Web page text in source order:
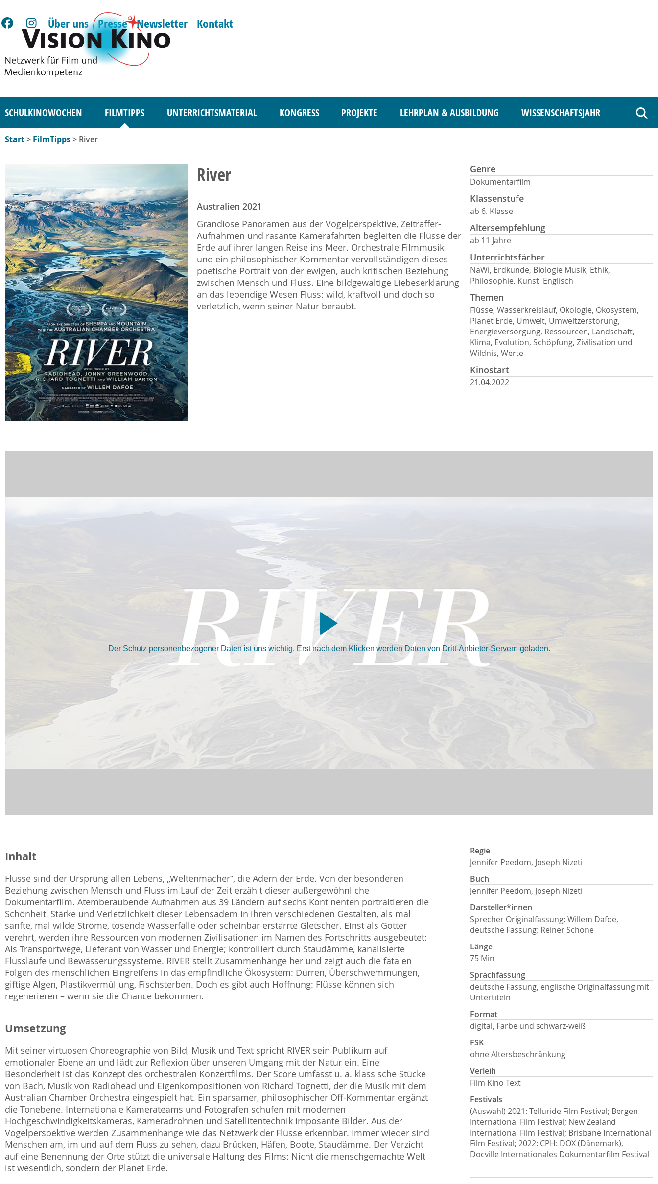
Über uns Presse Newsletter Kontakt
SCHULKINOWOCHEN FILMTIPPS UNTERRICHTSMATERIAL KONGRESS PROJEKTE LEHRPLAN & AUSBILDUNG WISSENSCHAFTSJAHR
Start> FilmTipps> River
River
Australien 2021
Grandiose Panoramen aus der Vogelperspektive, Zeitraffer-
Aufnahmen und rasante Kamerafahrten begleiten die Flüsse der
Erde auf ihrer langen Reise ins Meer. Orchestrale Filmmusik
und ein philosophischer Kommentar vervollständigen dieses
poetische Portrait von der ewigen, auch kritischen Beziehung
zwischen Mensch und Fluss. Eine bildgewaltige Liebeserklärung
an das lebendige Wesen Fluss: wild, kraftvoll und doch so
verletzlich, wenn seiner Natur beraubt.
Genre
Dokumentarfilm
Klassenstufe
ab 6. Klasse
Altersempfehlung
ab 11 Jahre
Unterrichtsfächer
NaWi, Erdkunde, Biologie Musik, Ethik,
Philosophie, Kunst, Englisch
Themen
Flüsse, Wasserkreislauf, Ökologie, Ökosystem,
Planet Erde, Umwelt, Umweltzerstörung,
Energieversorgung, Ressourcen, Landschaft,
Klima, Evolution, Schöpfung, Zivilisation und
Wildnis, Werte
Kinostart
21.04.2022
Der Schutz personenbezogener Daten ist uns wichtig. Erst nach dem Klicken werden Daten von Dritt-Anbieter-Servern geladen.
Inhalt
Flüsse sind der Ursprung allen Lebens, „Weltenmacher“, die Adern der Erde. Von der besonderen
Beziehung zwischen Mensch und Fluss im Lauf der Zeit erzählt dieser außergewöhnliche
Dokumentarfilm. Atemberaubende Aufnahmen aus 39 Ländern auf sechs Kontinenten portraitieren die
Schönheit, Stärke und Verletzlichkeit dieser Lebensadern in ihren verschiedenen Gestalten, als mal
sanfte, mal wilde Ströme, tosende Wasserfälle oder scheinbar erstarrte Gletscher. Einst als Götter
verehrt, werden ihre Ressourcen von modernen Zivilisationen im Namen des Fortschritts ausgebeutet:
Als Transportwege, Lieferant von Wasser und Energie; kontrolliert durch Staudämme, kanalisierte
Flussläufe und Bewässerungssysteme. RIVER stellt Zusammenhänge her und zeigt auch die fatalen
Folgen des menschlichen Eingreifens in das empfindliche Ökosystem: Dürren, Überschwemmungen,
giftige Algen, Plastikvermüllung, Fischsterben. Doch es gibt auch Hoffnung: Flüsse können sich
regenerieren – wenn sie die Chance bekommen.
Umsetzung
Mit seiner virtuosen Choreographie von Bild, Musik und Text spricht RIVER sein Publikum auf
emotionaler Ebene an und lädt zur Reflexion über unseren Umgang mit der Natur ein. Eine
Besonderheit ist das Konzept des orchestralen Konzertfilms. Der Score umfasst u. a. klassische Stücke
von Bach, Musik von Radiohead und Eigenkompositionen von Richard Tognetti, der die Musik mit dem
Australian Chamber Orchestra eingespielt hat. Ein sparsamer, philosophischer Off-Kommentar ergänzt
die Tonebene. Internationale Kamerateams und Fotografen schufen mit modernen
Hochgeschwindigkeitskameras, Kameradrohnen und Satellitentechnik imposante Bilder. Aus der
Vogelperspektive werden Zusammenhänge wie das Netzwerk der Flüsse erkennbar. Immer wieder sind
Menschen am, im und auf dem Fluss zu sehen, dazu Brücken, Häfen, Boote, Staudämme. Der Verzicht
auf eine Benennung der Orte stützt die universale Haltung des Films: Nicht die menschgemachte Welt
ist wesentlich, sondern der Planet Erde.
Regie
Jennifer Peedom, Joseph Nizeti
Buch
Jennifer Peedom, Joseph Nizeti
Darsteller*innen
Sprecher Originalfassung: Willem Dafoe,
deutsche Fassung: Reiner Schöne
Länge
75 Min
Sprachfassung
deutsche Fassung, englische Originalfassung mit
Untertiteln
Format
digital, Farbe und schwarz-weiß
FSK
ohne Altersbeschränkung
Verleih
Film Kino Text
Festivals
(Auswahl) 2021: Telluride Film Festival; Bergen
International Film Festival; New Zealand
International Film Festival; Brisbane International
Film Festival; 2022: CPH: DOX (Dänemark),
Docville Internationales Dokumentarfilm Festival